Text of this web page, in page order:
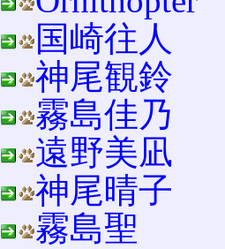
国崎往人
神尾観鈴
霧島佳乃
遠野美凪
神尾晴子
霧島聖